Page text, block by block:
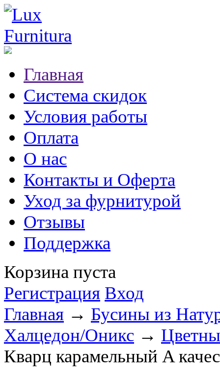
Главная
Система скидок
Условия работы
Оплата
О нас
Контакты и Оферта
Уход за фурнитурой
Отзывы
Поддержка
Корзина пуста
Регистрация Вход
Главная → Бусины из
Халцедон/Оникс →
Кварц карамельный A